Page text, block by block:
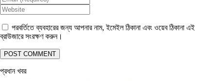
পরবর্তিতে ব্যবহারের জন্য আপনার নাম, ইমেইল ঠিকানা এবং ওয়েব ঠিকানা এই
ব্রাউজারে সংরক্ষণ করুন।
প্রধান খবর